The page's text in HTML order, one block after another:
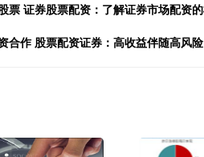
票 证券股票配资：了解证券市场配资
合作 股票配资证券：高收益伴随高风